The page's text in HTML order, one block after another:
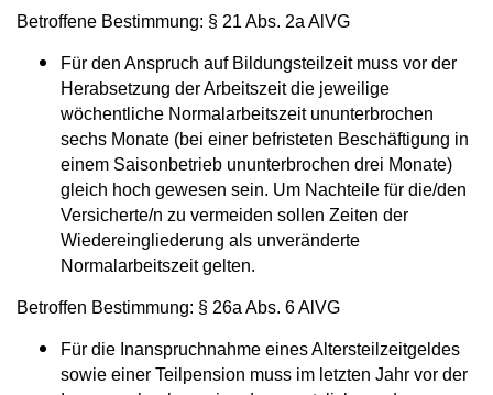
Betroffene Bestimmung: § 21 Abs. 2a AlVG
Für den Anspruch auf Bildungsteilzeit muss vor der
Herabsetzung der Arbeitszeit die jeweilige
wöchentliche Normalarbeitszeit ununterbrochen
sechs Monate (bei einer befristeten Beschäftigung in
einem Saisonbetrieb ununterbrochen drei Monate)
gleich hoch gewesen sein. Um Nachteile für die/den
Versicherte/n zu vermeiden sollen Zeiten der
Wiedereingliederung als unveränderte
Normalarbeitszeit gelten.
Betroffen Bestimmung: § 26a Abs. 6 AlVG
Für die Inanspruchnahme eines Altersteilzeitgeldes
sowie einer Teilpension muss im letzten Jahr vor der